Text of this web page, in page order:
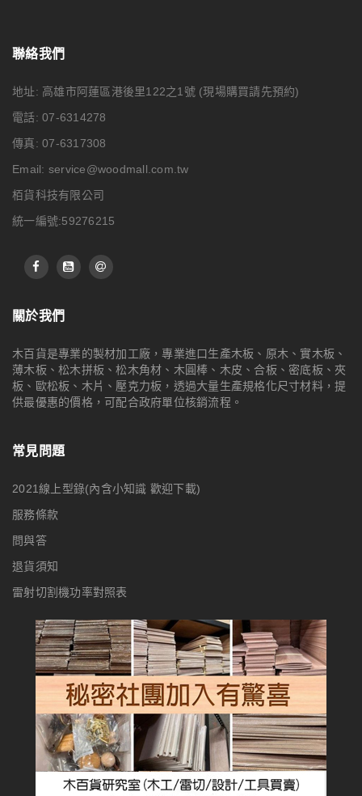
聯絡我們
地址: 高雄市阿蓮區港後里122之1號 (現場購買請先預約)
電話: 07-6314278
傳真: 07-6317308
Email: service@woodmall.com.tw
栢貨科技有限公司
統一編號:59276215
關於我們
木百貨是專業的製材加工廠，專業進口生產木板、原木、實木板、
薄木板、松木拼板、松木角材、木圓棒、木皮、合板、密底板、夾
板、歐松板、木片、壓克力板，透過大量生產規格化尺寸材料，提
供最優惠的價格，可配合政府單位核銷流程。
常見問題
2021線上型錄(內含小知識 歡迎下載)
服務條款
問與答
退貨須知
雷射切割機功率對照表